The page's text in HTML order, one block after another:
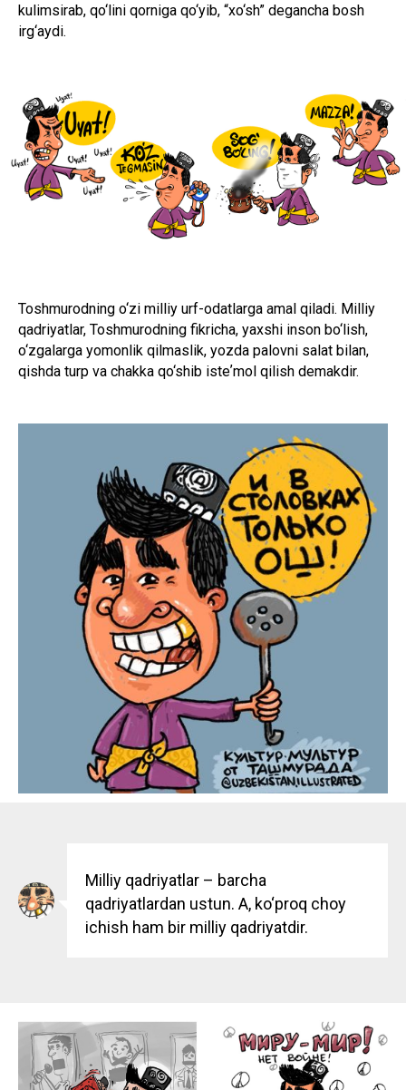
kulimsirab, qo‘lini qorniga qo‘yib, “xo‘sh” degancha bosh
irg‘aydi.
Toshmurodning o‘zi milliy urf-odatlarga amal qiladi. Milliy
qadriyatlar, Toshmurodning fikricha, yaxshi inson bo‘lish,
o‘zgalarga yomonlik qilmaslik, yozda palovni salat bilan,
qishda turp va chakka qo‘shib isteʼmol qilish demakdir.
Milliy qadriyatlar – barcha
qadriyatlardan ustun. A, ko‘proq choy
ichish ham bir milliy qadriyatdir.